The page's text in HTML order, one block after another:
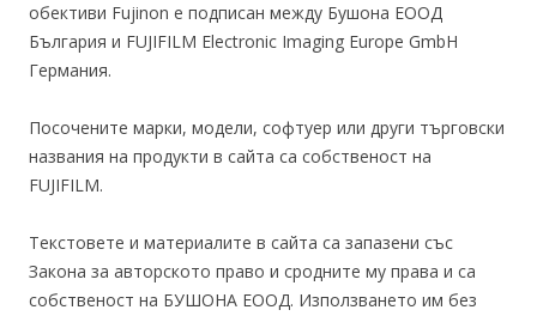
обективи Fujinon е подписан между Бушона ЕООД
България и FUJIFILM Electronic Imaging Europe GmbH
Германия.
Посочените марки, модели, софтуер или други търговски
названия на продукти в сайта са собственост на
FUJIFILM.
Текстовете и материалите в сайта са запазени със
Закона за авторското право и сродните му права и са
собственост на БУШОНА ЕООД. Използването им без